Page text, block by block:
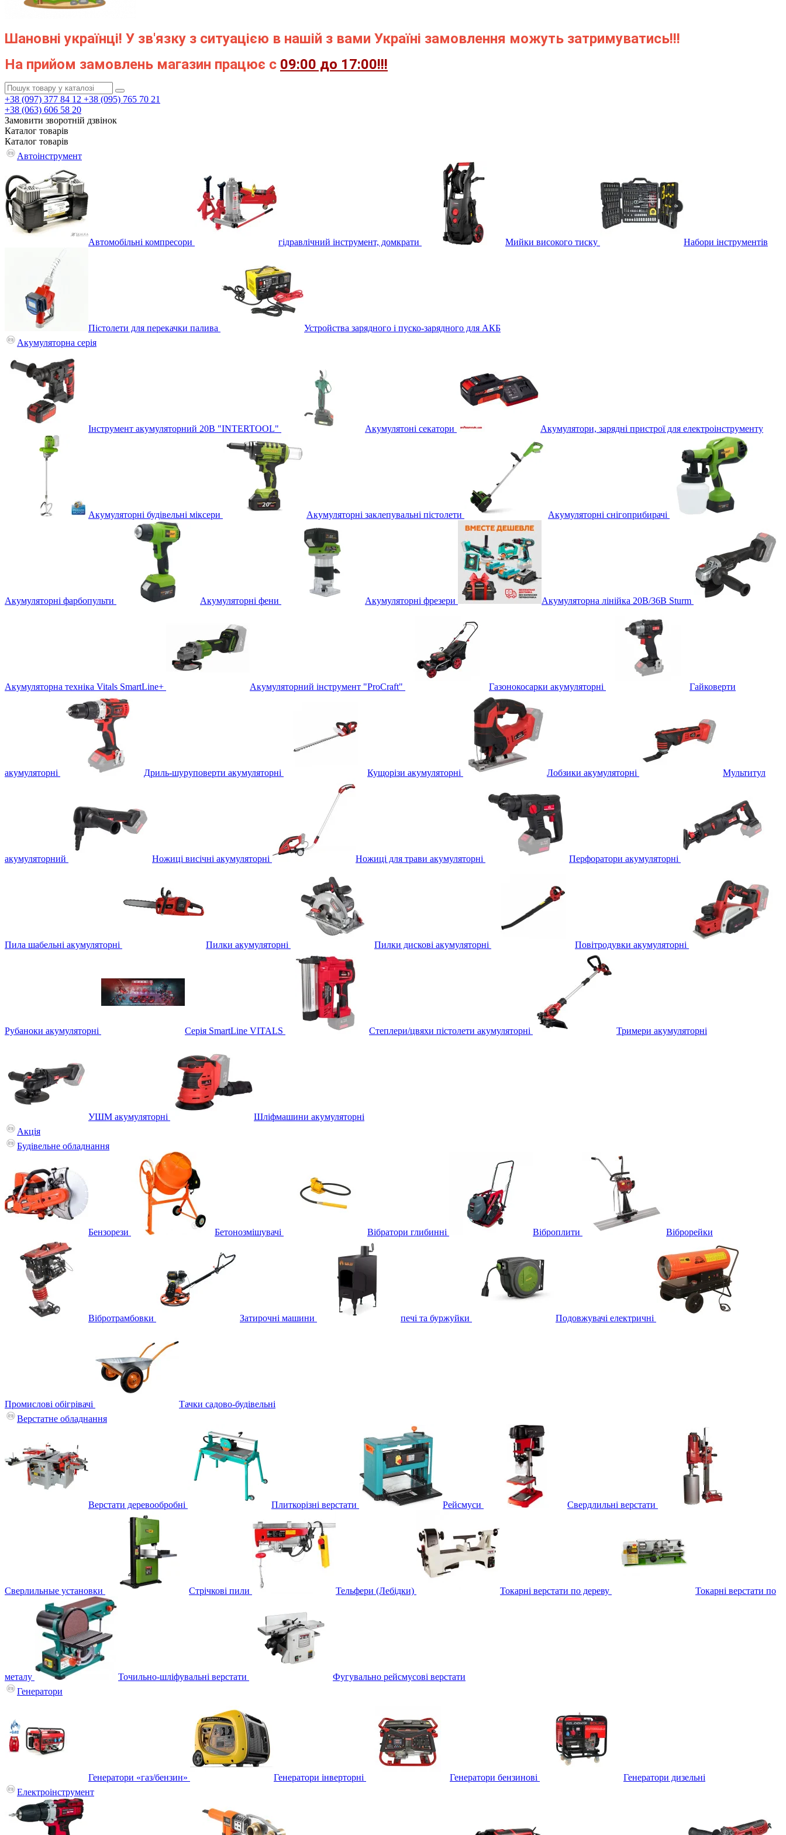
Шановні українці! У зв'язку з ситуацією в нашій з вами Україні замовлення можуть затримуватись!!!
На прийом замовлень магазин працює с 09:00 до 17:00!!!
+38 (097) 377 84 12 +38 (095) 765 70 21
+38 (063) 606 58 20
Замовити зворотній дзвінок
Каталог товарів
Каталог товарів
Автоінструмент
Автомобільні компресори гідравлічний інструмент, домкрати Мийки високого тиску Набори інструментів
Пістолети для перекачки палива
Устройства зарядного і пуско-зарядного для АКБ
Акумуляторна серія
Інструмент акумуляторний 20В "INTERTOOL" Акумулятоні секатори Акумулятори, зарядні пристрої для електроінструменту
Акумуляторні будівельні міксери Акумуляторні заклепувальні пістолети Акумуляторні снігоприбирачі
Акумуляторні фарбопульти Акумуляторні фени Акумуляторні фрезери Акумуляторна лінійка 20В/36В Sturm
Акумуляторна техніка Vitals SmartLine+ Акумуляторний інструмент "ProCraft" Газонокосарки акумуляторні Гайковерти
акумуляторні Дриль-шуруповерти акумуляторні Кущорізи акумуляторні Лобзики акумуляторні Мультитул
акумуляторний Ножиці висічні акумуляторні Ножиці для трави акумуляторні Перфоратори акумуляторні
Пила шабельні акумуляторні Пилки акумуляторні Пилки дискові акумуляторні Повітродувки акумуляторні
Рубаноки акумуляторні Серія SmartLine VITALS Степлери/цвяхи пістолети акумуляторні Тримери акумуляторні
УШМ акумуляторні
Шліфмашини акумуляторні
Акція
Будівельне обладнання
Бензорези Бетонозмішувачі Вібратори глибинні Віброплити Віброрейки
Вібротрамбовки Затирочні машини печі та буржуйки Подовжувачі електричні
Промислові обігрівачі
Тачки садово-будівельні
Верстатне обладнання
Верстати деревообробні Плиткорізні верстати Рейсмуси Свердлильні верстати
Сверлильные установки Стрічкові пили Тельфери (Лебідки) Токарні верстати по дереву Токарні верстати по
металу Точильно-шліфувальні верстати
Фугувально рейсмусові верстати
Генератори
Генератори «газ/бензин» Генератори інверторні Генератори бензинові
Генератори дизельні
Електроінструмент